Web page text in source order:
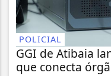
POLICIAL
GGI de Atibaia
que conecta